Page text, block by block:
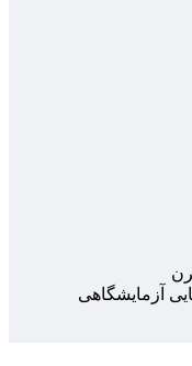
آزمایشگاهی